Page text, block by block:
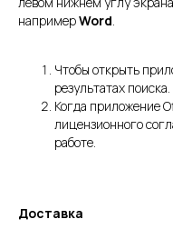
напримерWord.
Чтобы открыть
результатах поиска.
Когда приложение
лицензионного
работе.
Доставка